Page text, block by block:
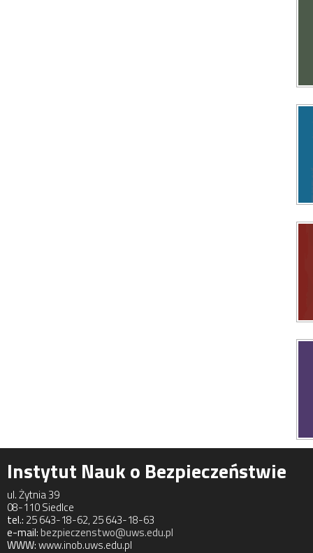
Instytut Nauk o Bezpieczeństwie
ul. Żytnia 39
08-110 Siedlce
tel.: 25 643-18-62, 25 643-18-63
e-mail:bezpieczenstwo@uws.edu.pl
WWW:www.inob.uws.edu.pl